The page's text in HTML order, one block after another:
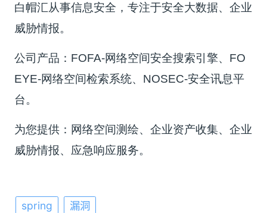
白帽汇从事信息安全，专注于安全大数据、企业
威胁情报。
公司产品：FOFA-网络空间安全搜索引擎、FO
EYE-网络空间检索系统、NOSEC-安全讯息平
台。
为您提供：网络空间测绘、企业资产收集、企业
威胁情报、应急响应服务。
spring 漏洞